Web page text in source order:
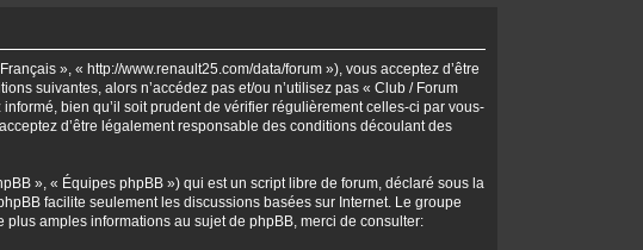
», « http://www.renault25.com/data/forum »), vous acceptez d’être
suivantes, alors n’accédez pas et/ou n’utilisez pas « Club / Forum
bien qu’il soit prudent de vérifier régulièrement celles-ci par vous-
d’être légalement responsable des conditions découlant des
», « Équipes phpBB ») qui est un script libre de forum, déclaré sous la
facilite seulement les discussions basées sur Internet. Le groupe
amples informations au sujet de phpBB, merci de consulter: